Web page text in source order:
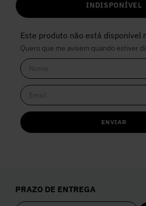
INDISPONÍVEL
Este produto não está disponível
Quero que me avisem quando estiver
ENVIAR
PRAZO DE ENTREGA